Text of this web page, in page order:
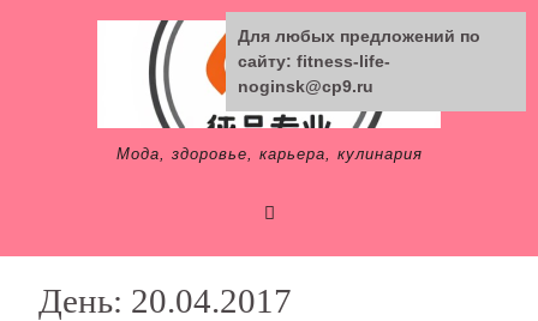
Мода, здоровье, карьера, кулинария
День: 20.04.2017
Для любых предложений по
сайту: fitness-life-
noginsk@cp9.ru